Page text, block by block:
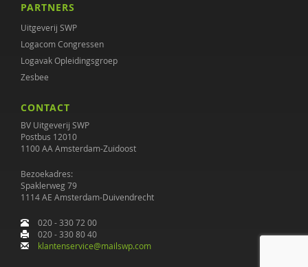
PARTNERS
Uitgeverij SWP
Logacom Congressen
Logavak Opleidingsgroep
Zesbee
CONTACT
BV Uitgeverij SWP
Postbus 12010
1100 AA Amsterdam-Zuidoost
Bezoekadres:
Spaklerweg 79
1114 AE Amsterdam-Duivendrecht
020 - 330 72 00
020 - 330 80 40
klantenservice@mailswp.com